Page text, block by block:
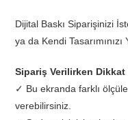
Dijital Baskı Siparişinizi
ya da Kendi
Sipariş Verilirken
✓ Bu ekranda farklı
verebilirsiniz.